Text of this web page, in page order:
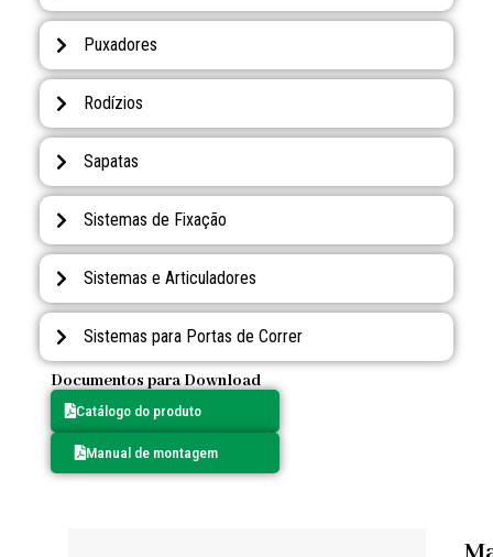
Puxadores
Rodízios
Sapatas
Sistemas de Fixação
Sistemas e Articuladores
Sistemas para Portas de Correr
Documentos para Download
Catálogo do produto
Manual de montagem